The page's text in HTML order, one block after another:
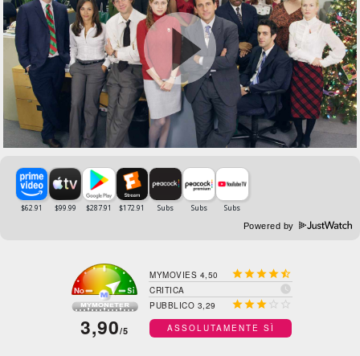
Powered by
3,90/5
MYMOVIES 4,50 
CRITICA 
PUBBLICO 3,29   
ASSOLUTAMENTE SÌ